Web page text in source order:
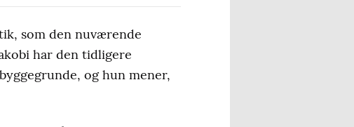
som den nuværende
har den tidligere
og hun mener,